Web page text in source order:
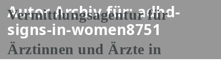
Autor Archiv für: adhd-
signs-in-women8751